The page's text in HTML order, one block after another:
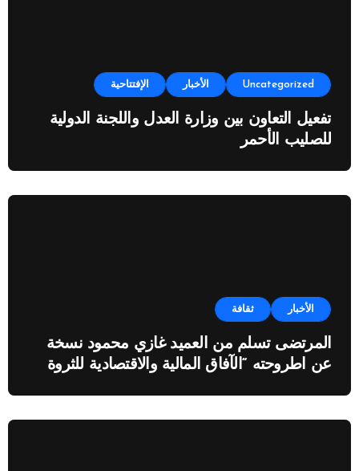
Uncategorized الأخبار الإفتتاحية
تفعيل التعاون بين وزارة العدل واللجنة الدولية
للصليب الأحمر
الأخبار ثقافة
المرتضى تسلم من العميد غازي محمود نسخة
عن اطروحته “الآفاق المالية والاقتصادية للثروة